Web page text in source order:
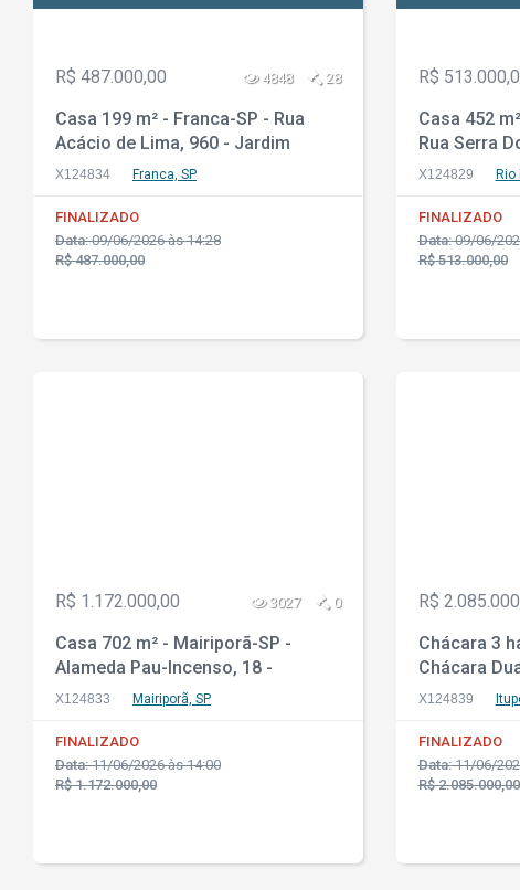
R$ 487.000,00 4848 28
Casa 199 m² - Franca-SP - Rua
Acácio de Lima, 960 - Jardim
Santa Lúcia
X124834 Franca, SP
FINALIZADO
Data:09/06/2026 às 14:28
R$ 487.000,00
R$
Casa 452
Rua Serra
Vargem
X124829 Rio
FINALIZADO
Data:09/06/
R$ 513.000,00
R$ 1.172.000,00 3027 0
Casa 702 m² - Mairiporã-SP -
Alameda Pau-Incenso, 18 -
esquina com Alameda Ipê Amarelo
Roseira
X124833 Mairiporã, SP
FINALIZADO
Data:11/06/2026 às 14:00
R$ 1.172.000,00
R$
Chácara 3
Chácara
Sítio Bela
X124839
FINALIZADO
Data:11/06/
R$ 2.085.000,00